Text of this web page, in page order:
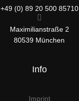
+49 (0) 89 20 500 85710
Maximilianstraße 2
80539 München
Info
Imprint